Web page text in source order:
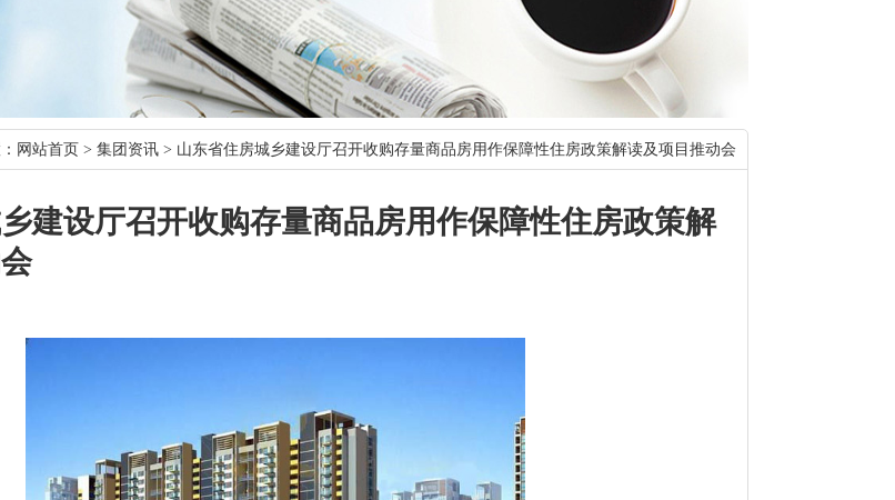
网站首页 > 集团资讯 > 山东省住房城乡建设厅召开收购存量商品房用作保障性住房政策解读及项目推动会
建设厅召开收购存量商品房用作保障性住房政策解